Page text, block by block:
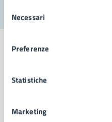
delNecessari
Preferenze
Statistiche
Marketing
Comune di Napoli
AMMINISTRAZIONE